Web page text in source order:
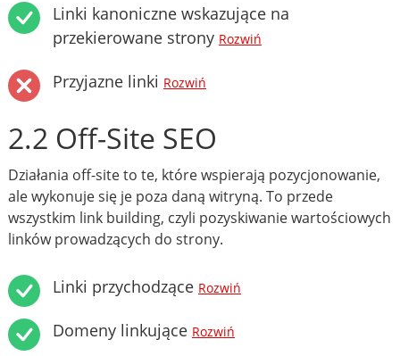
Linki kanoniczne wskazujące na
przekierowane strony Rozwiń
Przyjazne linki Rozwiń
2.2 Off-Site SEO
Działania off-site to te, które wspierają pozycjonowanie,
ale wykonuje się je poza daną witryną. To przede
wszystkim link building, czyli pozyskiwanie wartościowych
linków prowadzących do strony.
Linki przychodzące Rozwiń
Domeny linkujące Rozwiń